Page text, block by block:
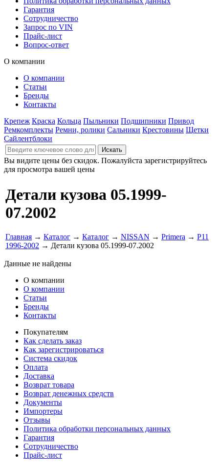
Гарантия
Сотрудничество
Запрос по VIN
Прайс-лист
Вопрос-ответ
О компании
О компании
Статьи
Бренды
Контакты
Крепеж Краска Кольца Пыльники Подшипники Привод
Ремкомплекты Ремни, ролики Сальники Крестовины Щетки
Сайлентблоки
Вы видите цены без скидок. Пожалуйста зарегистрируйтесь
для просмотра вашей цены
Детали кузова 05.1999-
07.2002
Главная → Каталог → Каталог → NISSAN → Primera → P11
1996-2002 → Детали кузова 05.1999-07.2002
Данные не найдены
О компании
О компании
Статьи
Бренды
Контакты
Покупателям
Как сделать заказ
Как зарегистрироваться
Система скидок
Оплата
Доставка
Возврат товара
Возврат денежных средств
Документы
Импортеры
Отзывы
Политика обработки персональных данных
Гарантия
Сотрудничество
Прайс-лист